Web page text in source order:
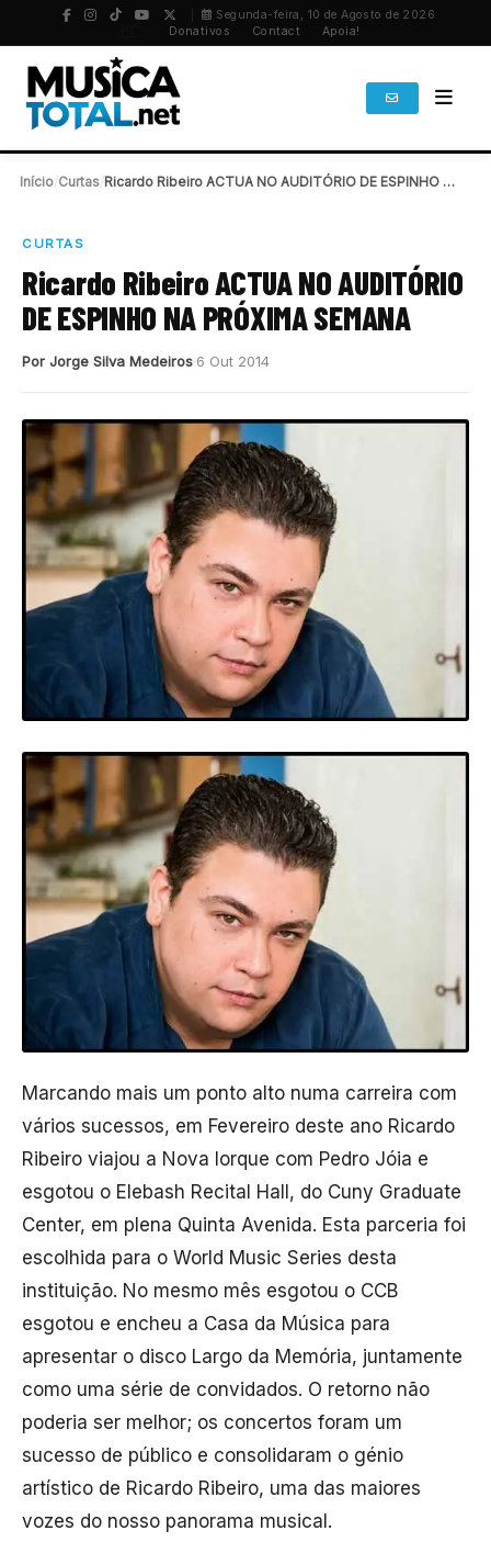
Segunda-feira, 10 de Agosto de 2026
Donativos Contact Apoia!
Início Curtas Ricardo Ribeiro ACTUA NO AUDITÓRIO DE ESPINHO NA…
CURTAS
Ricardo Ribeiro ACTUA NO AUDITÓRIO
DE ESPINHO NA PRÓXIMA SEMANA
Por Jorge Silva Medeiros 6 Out 2014
Marcando mais um ponto alto numa carreira com
vários sucessos, em Fevereiro deste ano Ricardo
Ribeiro viajou a Nova Iorque com Pedro Jóia e
esgotou o Elebash Recital Hall, do Cuny Graduate
Center, em plena Quinta Avenida. Esta parceria foi
escolhida para o World Music Series desta
instituição. No mesmo mês esgotou o CCB
esgotou e encheu a Casa da Música para
apresentar o disco Largo da Memória, juntamente
como uma série de convidados. O retorno não
poderia ser melhor; os concertos foram um
sucesso de público e consolidaram o génio
artístico de Ricardo Ribeiro, uma das maiores
vozes do nosso panorama musical.